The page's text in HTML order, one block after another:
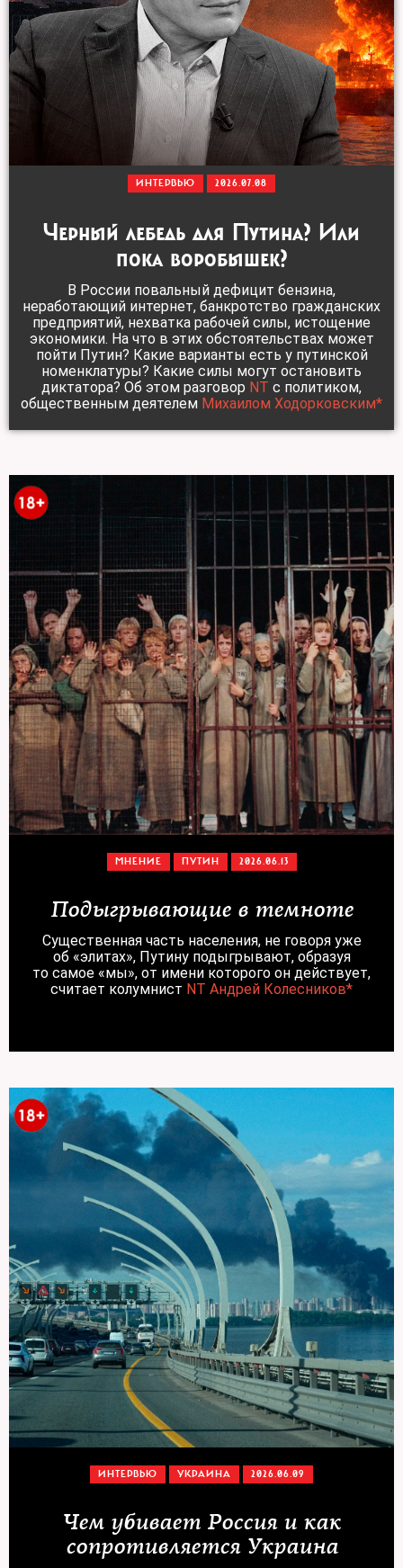
ИНТЕРВЬЮ 2026.07.08
Черный лебедь для Путина? Или
пока воробышек?
В России повальный дефицит бензина,
неработающий интернет, банкротство гражданских
предприятий, нехватка рабочей силы, истощение
экономики. На что в этих обстоятельствах может
пойти Путин? Какие варианты есть у путинской
номенклатуры? Какие силы могут остановить
диктатора? Об этом разговор NT с политиком,
общественным деятелем Михаилом Ходорковским*
МНЕНИЕ ПУТИН 2026.06.13
Подыгрывающие в темноте
Существенная часть населения, не говоря уже
об «элитах», Путину подыгрывают, образуя
то самое «мы», от имени которого он действует,
считает колумнист NT Андрей Колесников*
ИНТЕРВЬЮ УКРАИНА 2026.06.09
Чем убивает Россия и как
сопротивляется Украина